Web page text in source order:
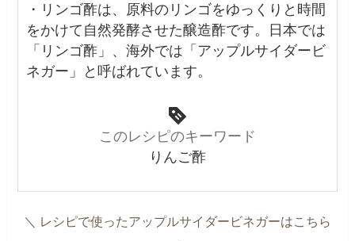
・リンゴ酢は、原料のリンゴをゆっくりと時間
をかけて自然発酵させた醸造酢です。日本では
「リンゴ酢」、海外では「アップルサイダービ
ネガー」と呼ばれています。
このレシピのキーワード
りんご酢
＼ レシピで使ったアップルサイダービネガーはこちら